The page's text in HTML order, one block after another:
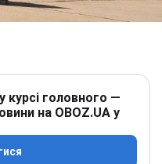
курсі головного —
на OBOZ.UA у